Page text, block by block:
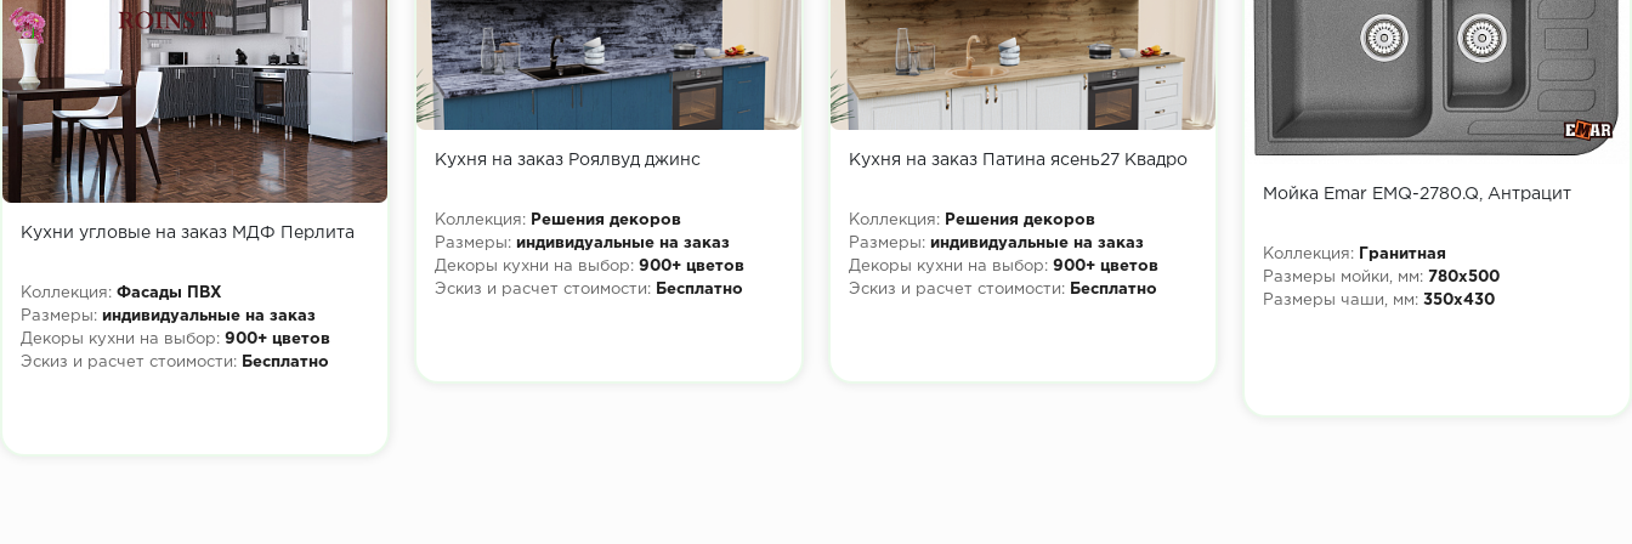
Кухни угловые на заказ МДФ Перлита
Коллекция: Фасады ПВХ
Размеры: индивидуальные на заказ
Декоры кухни на выбор: 900+ цветов
Эскиз и расчет стоимости:
Бесплатно
Кухня на заказ Роялвуд джинс
Коллекция:
Решения декоров
Размеры: индивидуальные на заказ
Декоры кухни на выбор: 900+ цветов
Эскиз и расчет стоимости:
Бесплатно
Кухня на заказ Патина ясень27 Квадро
Коллекция:
Решения декоров
Размеры: индивидуальные на заказ
Декоры кухни на выбор: 900+ цветов
Эскиз и расчет стоимости:
Бесплатно
Мойка Emar EMQ-2780.Q, Антрацит
Коллекция:
Гранитная
Размеры мойки, мм: 780х500
Размеры чаши, мм: 350х430